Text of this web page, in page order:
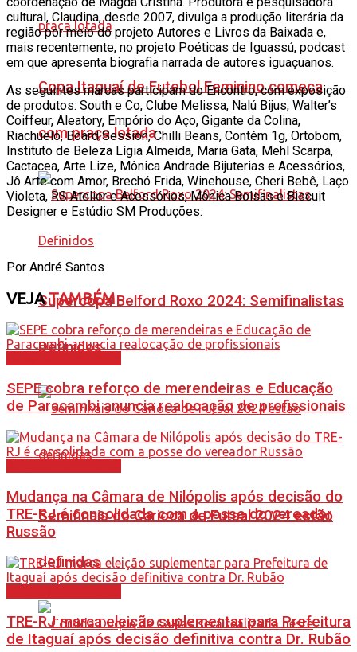
Copa Itaguaí de Futebol Feminino começa
com praça lotada
Supercopa Belford Roxo 2024: Semifinalistas
Definidos
Semifinais do Carioca de Futsal 2024 estão
definidas
cultural, Claudina, desde 2007, divulga a produção literária da
região por meio do projeto Autores e Livros da Baixada e,
mais recentemente, no projeto Poéticas de Iguassú, podcast
em que apresenta biografia narrada de autores iguaçuanos.
As seguintes marcas participam do Encontro, com exposição
de produtos: South e Co, Clube Melissa, Nalú Bijus, Walter’s
Coiffeur, Aleatory, Empório do Aço, Gigante da Colina,
Riachuelo, Board Session, Chilli Beans, Contém 1g, Ortobom,
Instituto de Beleza Lígia Almeida, Maria Gata, Mehl Scarpa,
Cactacea, Arte Lize, Mônica Andrade Bijuterias e Acessórios,
Jô Arte com Amor, Brechó Frida, Winehouse, Cheri Bebê, Laço
Violeta, RS Atelier e Acessórios, Mônica Bolsas e Biscuit
Designer e Estúdio SM Produções.
Por André Santos
VEJATAMBÉM
SEPE cobra reforço de merendeiras e Educação
de Paracambi anuncia realocação de profissionais
Mudança na Câmara de Nilópolis após decisão do
TRE-RJ é consolidada com a posse do vereador
Russão
TRE-RJ marca eleição suplementar para Prefeitura
de Itaguaí após decisão definitiva contra Dr. Rubão